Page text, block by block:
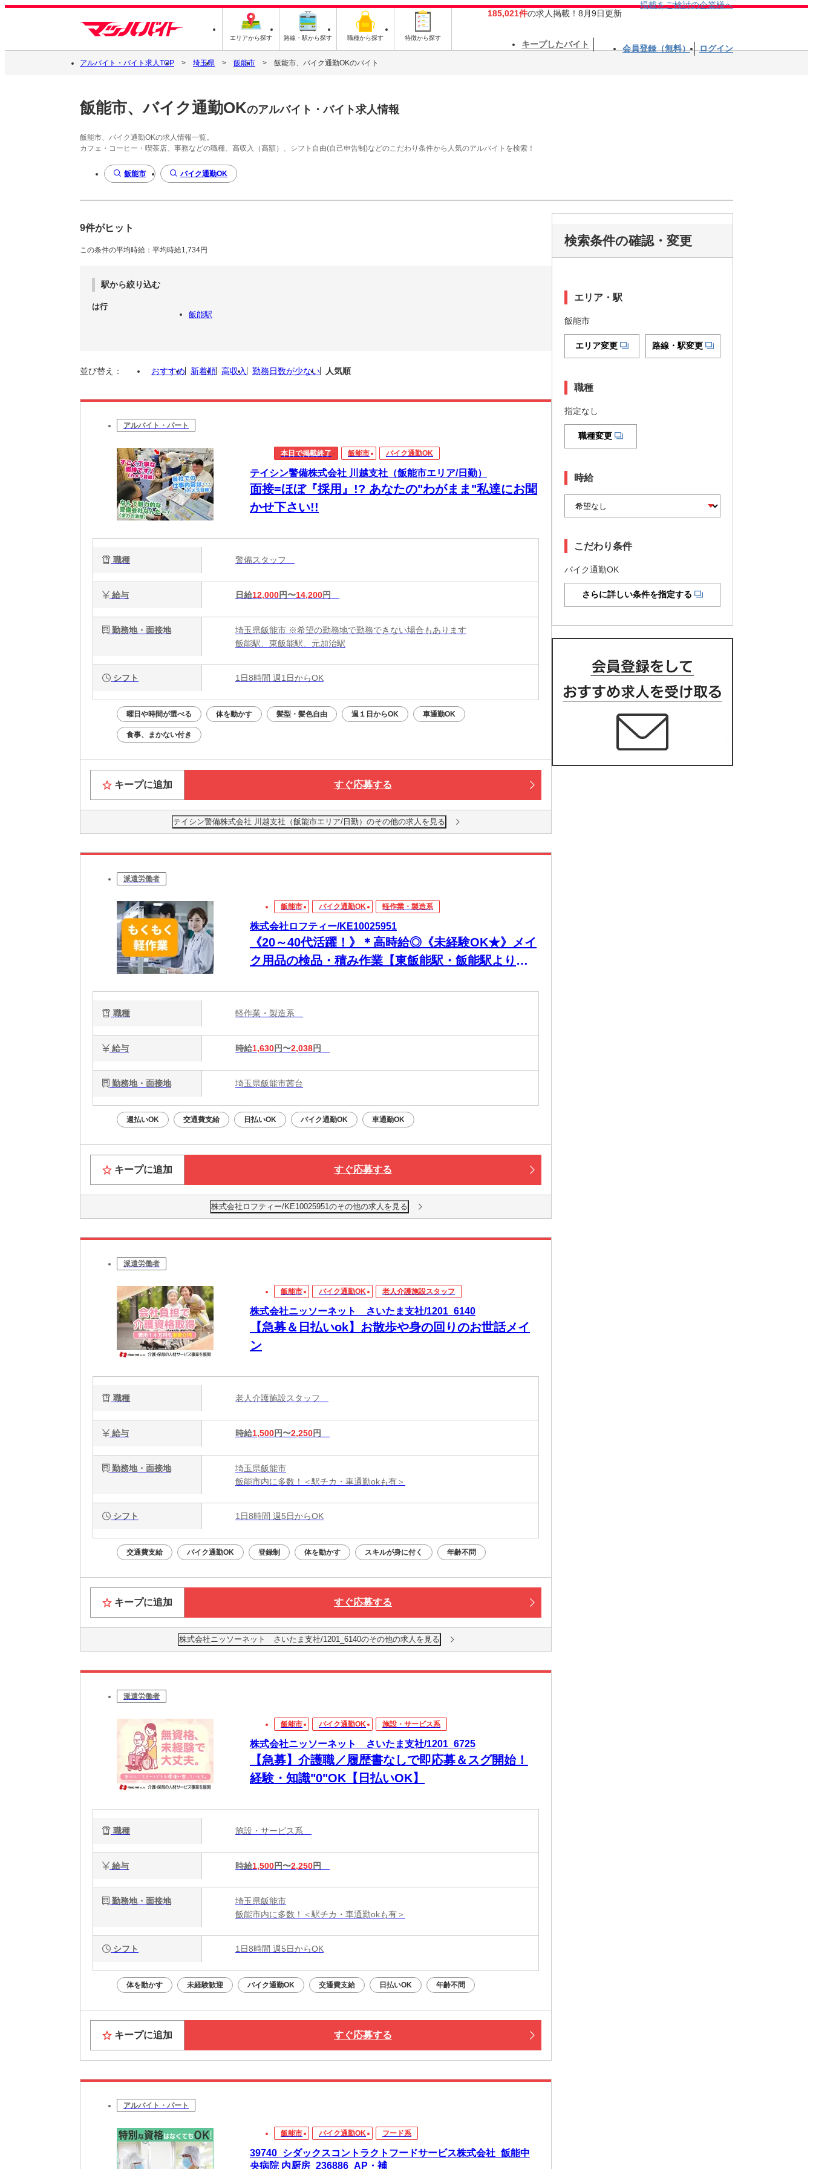
エリアから探す 路線・駅から探す 職種から探す 特徴から探す
185,021件の求人掲載！8月9日更新
掲載をご検討の企業様へ
キープしたバイト 会員登録（無料） ログイン
アルバイト・バイト求人TOP 埼玉県 飯能市 飯能市、バイク通勤OKのバイト
飯能市、バイク通勤OKのアルバイト・バイト求人情報
飯能市、バイク通勤OKの求人情報一覧。
カフェ・コーヒー・喫茶店、事務などの職種、高収入（高額）、シフト自由(自己申告制)などのこだわり条件から人気のアルバイトを検索！
飯能市 バイク通勤OK
9件がヒット
この条件の平均時給：平均時給1,734円
駅から絞り込む
は行
飯能駅
並び替え： おすすめ 新着順 高収入 勤務日数が少ない 人気順
アルバイト・パート
本日で掲載終了 飯能市 バイク通勤OK
テイシン警備株式会社 川越支社（飯能市エリア/日勤）
面接=ほぼ『採用』!? あなたの"わがまま"私達にお聞
かせ下さい!!
職種 警備スタッフ
給与 日給12,000円〜14,200円
勤務地・面接地
埼玉県飯能市 ※希望の勤務地で勤務できない場合もあります
飯能駅、東飯能駅、元加治駅
シフト 1日8時間 週1日からOK
曜日や時間が選べる 体を動かす 髪型・髪色自由 週１日からOK 車通勤OK
食事、まかない付き
キープに追加 すぐ応募する
テイシン警備株式会社 川越支社（飯能市エリア/日勤）のその他の求人を見る
派遣労働者
飯能市 バイク通勤OK 軽作業・製造系
株式会社ロフティー/KE10025951
《20～40代活躍！》＊高時給◎《未経験OK★》メイ
ク用品の検品・積み作業【東飯能駅・飯能駅より送
職種 軽作業・製造系
給与 時給1,630円〜2,038円
勤務地・面接地 埼玉県飯能市茜台
週払いOK 交通費支給 日払いOK バイク通勤OK 車通勤OK
キープに追加 すぐ応募する
株式会社ロフティー/KE10025951のその他の求人を見る
派遣労働者
飯能市 バイク通勤OK 老人介護施設スタッフ
株式会社ニッソーネット さいたま支社/1201_6140
【急募＆日払いok】お散歩や身の回りのお世話メイ
ン
職種 老人介護施設スタッフ
給与 時給1,500円〜2,250円
勤務地・面接地
埼玉県飯能市
飯能市内に多数！＜駅チカ・車通勤okも有＞
シフト 1日8時間 週5日からOK
交通費支給 バイク通勤OK 登録制 体を動かす スキルが身に付く 年齢不問
キープに追加 すぐ応募する
株式会社ニッソーネット さいたま支社/1201_6140のその他の求人を見る
派遣労働者
飯能市 バイク通勤OK 施設・サービス系
株式会社ニッソーネット さいたま支社/1201_6725
【急募】介護職／履歴書なしで即応募＆スグ開始！
経験・知識"0"OK【日払いOK】
職種 施設・サービス系
給与 時給1,500円〜2,250円
勤務地・面接地
埼玉県飯能市
飯能市内に多数！＜駅チカ・車通勤okも有＞
シフト 1日8時間 週5日からOK
体を動かす 未経験歓迎 バイク通勤OK 交通費支給 日払いOK 年齢不問
キープに追加 すぐ応募する
アルバイト・パート
飯能市 バイク通勤OK フード系
39740_シダックスコントラクトフードサービス株式会社_飯能中
央病院 内厨房_236886_AP・補
検索条件の確認・変更
エリア・駅
飯能市
エリア変更 路線・駅変更
職種
指定なし
職種変更
時給
こだわり条件
バイク通勤OK
さらに詳しい条件を指定する